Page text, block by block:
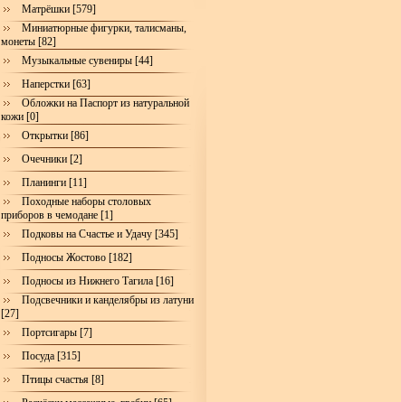
Матрёшки [579]
Миниатюрные фигурки, талисманы,
монеты [82]
Музыкальные сувениры [44]
Наперстки [63]
Обложки на Паспорт из натуральной
кожи [0]
Открытки [86]
Очечники [2]
Планинги [11]
Походные наборы столовых
приборов в чемодане [1]
Подковы на Счастье и Удачу [345]
Подносы Жостово [182]
Подносы из Нижнего Тагила [16]
Подсвечники и канделябры из латуни
[27]
Портсигары [7]
Посуда [315]
Птицы счастья [8]